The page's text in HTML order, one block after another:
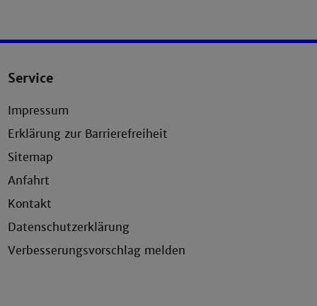
Service
Impressum
Erklärung zur Barrierefreiheit
Sitemap
Anfahrt
Kontakt
Datenschutzerklärung
Verbesserungsvorschlag melden